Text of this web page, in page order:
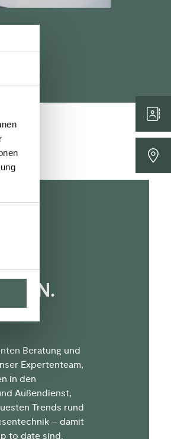
Beratung und
Expertenteam,
in den
Außendienst,
Trends rund
– damit
to date sind.